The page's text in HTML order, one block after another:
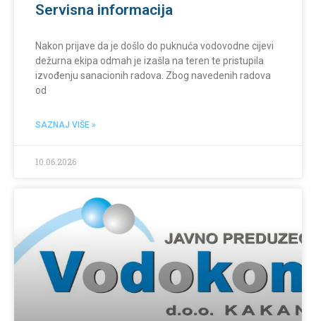
Servisna informacija
Nakon prijave da je došlo do puknuća vodovodne cijevi
dežurna ekipa odmah je izašla na teren te pristupila
izvođenju sanacionih radova. Zbog navedenih radova
od
SAZNAJ VIŠE »
10.06.2026